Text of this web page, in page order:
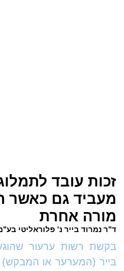
זכות עובד
מעביד גם כאשר
מורה אחרת
ד"ר נמרוד בייר נ' פלוראליטי בע"מ
בקשת רשות ערעור
בייר (המערער או המבקש)